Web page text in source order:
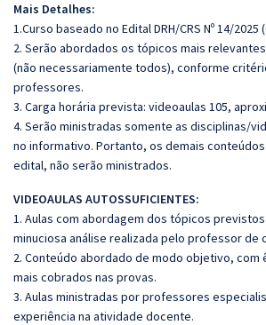
Mais Detalhes:
1.Curso baseado no Edital DRH/CRS Nº 14/2025
2. Serão abordados os tópicos mais
(não necessariamente todos), conforme
professores.
3. Carga horária prevista: videoaulas 105,
4. Serão ministradas somente as disciplinas/
no informativo. Portanto, os demais
edital, não serão ministrados.
VIDEOAULAS AUTOSSUFICIENTES:
1. Aulas com abordagem dos tópicos
minuciosa análise realizada pelo professor de
2. Conteúdo abordado de modo objetivo, com
mais cobrados nas provas.
3. Aulas ministradas por professores
experiência na atividade docente.